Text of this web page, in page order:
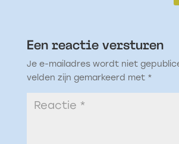
Een reactie versturen
Je e-mailadres wordt niet
velden zijn gemarkeerd met *